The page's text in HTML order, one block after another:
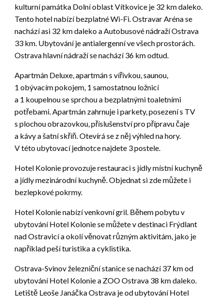
kulturní památka Dolní oblast Vítkovice je 32 km daleko.
Tento hotel nabízí bezplatné Wi-Fi. Ostravar Aréna se
nachází asi 32 km daleko a Autobusové nádraží Ostrava
33 km. Ubytování je antialergenní ve všech prostorách.
Ostrava hlavní nádraží se nachází 36 km odtud.
Apartmán Deluxe, apartmán s vířivkou, saunou,
1 obývacím pokojem, 1 samostatnou ložnicí
a 1 koupelnou se sprchou a bezplatnými toaletními
potřebami. Apartmán zahrnuje i parkety, posezení s TV
s plochou obrazovkou, příslušenství pro přípravu čaje
a kávy a šatní skříň. Otevírá se z něj výhled na hory.
V této ubytovací jednotce najdete 3 postele.
Hotel Kolonie provozuje restauraci s jídly místní kuchyně
a jídly mezinárodní kuchyně. Objednat si zde můžete i
bezlepkové pokrmy.
Hotel Kolonie nabízí venkovní gril. Během pobytu v
ubytování Hotel Kolonie se můžete v destinaci Frýdlant
nad Ostravicí a okolí věnovat různým aktivitám, jako je
například peší turistika a cyklistika.
Ostrava-Svinov železniční stanice se nachází 37 km od
ubytování Hotel Kolonie a ZOO Ostrava 38 km daleko.
Letiště Leoše Janáčka Ostrava je od ubytování Hotel